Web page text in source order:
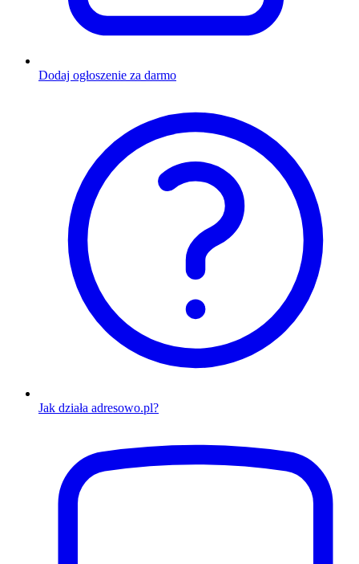
Dodaj ogłoszenie za darmo
Jak działa adresowo.pl?